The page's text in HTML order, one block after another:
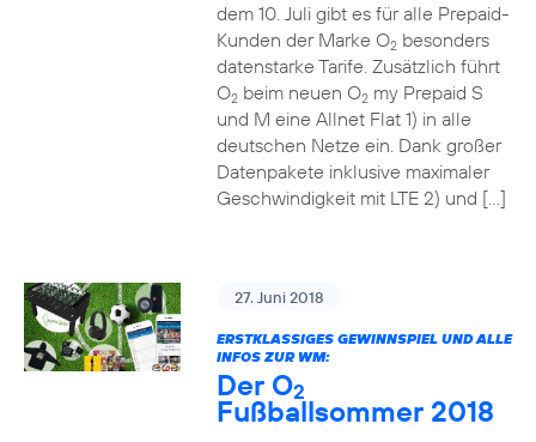
dem 10. Juli gibt es für alle Prepaid-
Kunden der Marke O2besonders
datenstarke Tarife. Zusätzlich führt
O2beim neuen O2my Prepaid S
und M eine Allnet Flat 1) in alle
deutschen Netze ein. Dank großer
Datenpakete inklusive maximaler
Geschwindigkeit mit LTE 2) und […]
27. Juni 2018
ERSTKLASSIGES GEWINNSPIEL UND ALLE
INFOS ZUR WM:
Der O2
Fußballsommer 2018